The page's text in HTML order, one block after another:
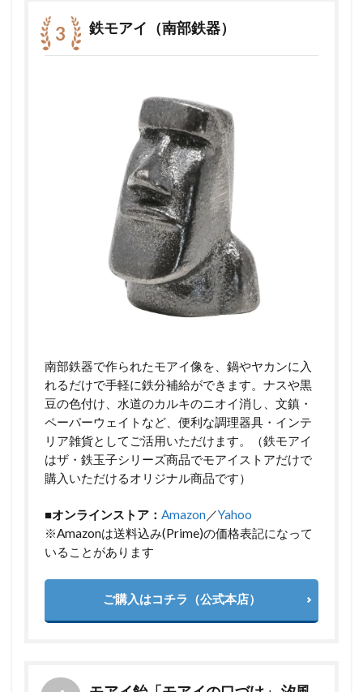
鉄モアイ（南部鉄器）
南部鉄器で作られたモアイ像を、鍋やヤカンに入
れるだけで手軽に鉄分補給ができます。ナスや黒
豆の色付け、水道のカルキのニオイ消し、文鎮・
ペーパーウェイトなど、便利な調理器具・インテ
リア雑貨としてご活用いただけます。（鉄モアイ
はザ・鉄玉子シリーズ商品でモアイストアだけで
購入いただけるオリジナル商品です）
■オンラインストア： Amazon／Yahoo
※Amazonは送料込み(Prime)の価格表記になって
いることがあります
ご購入はコチラ（公式本店）